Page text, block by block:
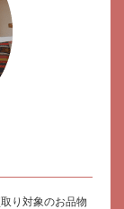
り対象のお品物